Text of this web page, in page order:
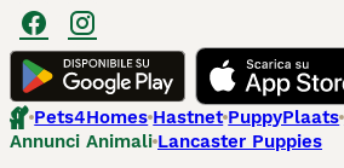
Pets4Homes Hastnet PuppyPlaats
Annunci Animali Lancaster Puppies